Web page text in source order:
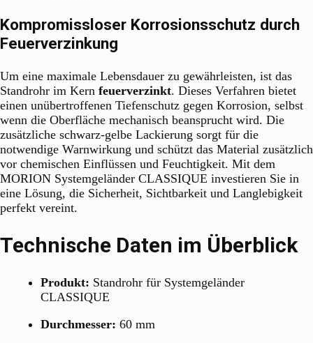
Kompromissloser Korrosionsschutz durch
Feuerverzinkung
Um eine maximale Lebensdauer zu gewährleisten, ist das
Standrohr im Kern feuerverzinkt. Dieses Verfahren bietet
einen unübertroffenen Tiefenschutz gegen Korrosion, selbst
wenn die Oberfläche mechanisch beansprucht wird. Die
zusätzliche schwarz-gelbe Lackierung sorgt für die
notwendige Warnwirkung und schützt das Material zusätzlich
vor chemischen Einflüssen und Feuchtigkeit. Mit dem
MORION Systemgeländer CLASSIQUE investieren Sie in
eine Lösung, die Sicherheit, Sichtbarkeit und Langlebigkeit
perfekt vereint.
Technische Daten im Überblick
Produkt: Standrohr für Systemgeländer
CLASSIQUE
Durchmesser: 60 mm